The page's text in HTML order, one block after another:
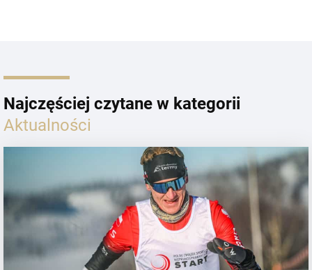
Najczęściej czytane w kategorii
Aktualności